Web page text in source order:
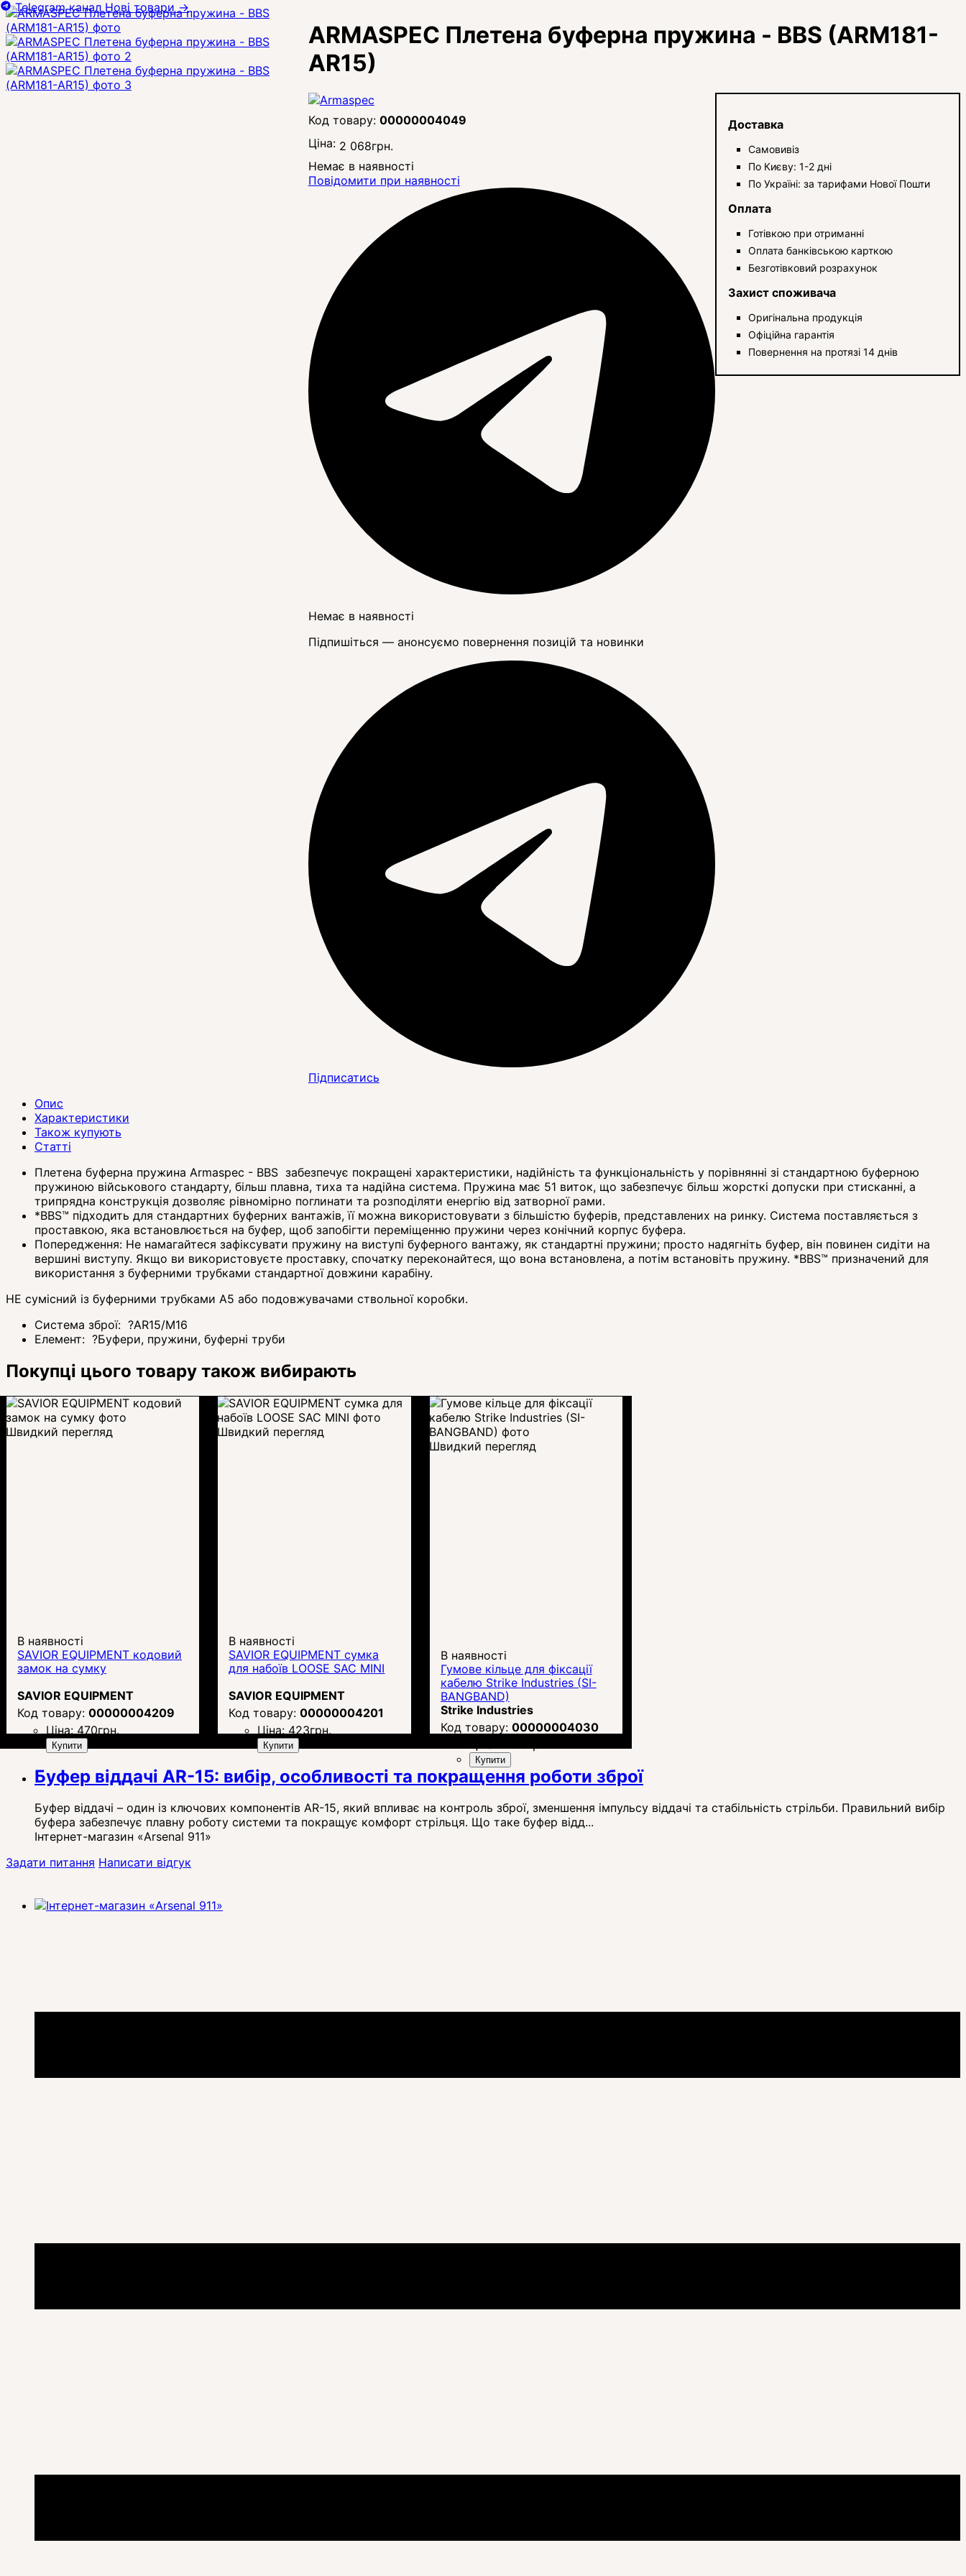
ARMASPEC Плетена буферна пружина - BBS (ARM181-
AR15)
00000004049
Ціна: 2 068грн.
Немає в наявності
Повідомити при наявності
Немає в наявності
Підпишіться — анонсуємо повернення позицій та новинки
Підписатись
Доставка
Самовивіз
По Києву: 1-2 дні
По Україні: за тарифами Нової Пошти
Оплата
Готівкою при отриманні
Оплата банківською карткою
Безготівковий розрахунок
Захист споживача
Оригінальна продукція
Офіційна гарантія
Повернення на протязі 14 днів
Опис
Характеристики
Також купують
Статті
Плетена буферна пружина Armaspec - BBS забезпечує покращені характеристики, надійність та функціональність у порівнянні зі стандартною буферною
пружиною військового стандарту, більш плавна, тиха та надійна система. Пружина має 51 виток, що забезпечує більш жорсткі допуски при стисканні, а
трипрядна конструкція дозволяє рівномірно поглинати та розподіляти енергію від затворної рами.
*BBS™ підходить для стандартних буферних вантажів, її можна використовувати з більшістю буферів, представлених на ринку. Система поставляється з
проставкою, яка встановлюється на буфер, щоб запобігти переміщенню пружини через конічний корпус буфера.
Попередження: Не намагайтеся зафіксувати пружину на виступі буферного вантажу, як стандартні пружини; просто надягніть буфер, він повинен сидіти на
вершині виступу. Якщо ви використовуєте проставку, спочатку переконайтеся, що вона встановлена, а потім встановіть пружину. *BBS™ призначений для
використання з буферними трубками стандартної довжини карабіну.
НЕ сумісний із буферними трубками A5 або подовжувачами ствольної коробки.
Система зброї: ?AR15/M16
Елемент: ?Буфери, пружини, буферні труби
Покупці цього товару також вибирають
Швидкий перегляд
В наявності
SAVIOR EQUIPMENT кодовий
замок на сумку
SAVIOR EQUIPMENT
00000004209
Ціна: 470грн.
Купити
Швидкий перегляд
В наявності
SAVIOR EQUIPMENT сумка
для набоїв LOOSE SAC MINI
SAVIOR EQUIPMENT
00000004201
Ціна: 423грн.
Купити
Швидкий перегляд
В наявності
Гумове кільце для фіксації
кабелю Strike Industries (SI-
BANGBAND)
Strike Industries
00000004030
Купити
Буфер віддачі AR-15: вибір, особливості та покращення роботи зброї
Буфер віддачі – один із ключових компонентів AR-15, який впливає на контроль зброї, зменшення імпульсу віддачі та стабільність стрільби. Правильний вибір
буфера забезпечує плавну роботу системи та покращує комфорт стрільця. Що таке буфер відд...
Інтернет-магазин «Arsenal 911»
Задати питання Написати відгук
Telegram канал Нові товари→